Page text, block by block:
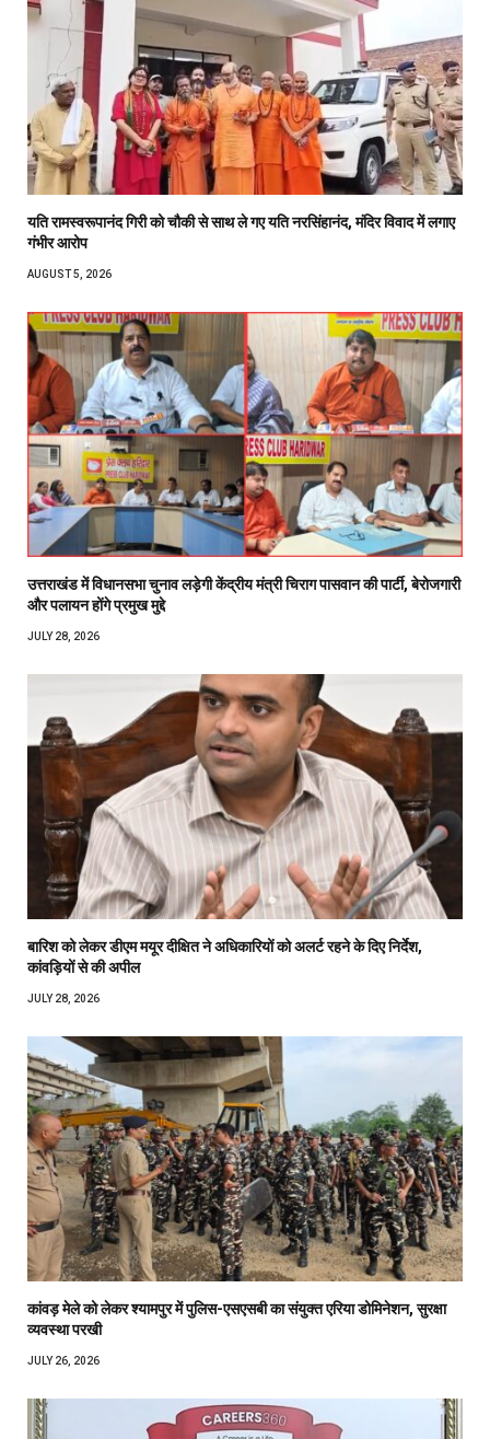
यति रामस्वरूपानंद गिरी को चौकी से साथ ले गए यति नरसिंहानंद, मंदिर विवाद में लगाए
गंभीर आरोप
AUGUST 5, 2026
उत्तराखंड में विधानसभा चुनाव लड़ेगी केंद्रीय मंत्री चिराग पासवान की पार्टी, बेरोजगारी
और पलायन होंगे प्रमुख मुद्दे
JULY 28, 2026
बारिश को लेकर डीएम मयूर दीक्षित ने अधिकारियों को अलर्ट रहने के दिए निर्देश,
कांवड़ियों से की अपील
JULY 28, 2026
कांवड़ मेले को लेकर श्यामपुर में पुलिस-एसएसबी का संयुक्त एरिया डोमिनेशन, सुरक्षा
व्यवस्था परखी
JULY 26, 2026